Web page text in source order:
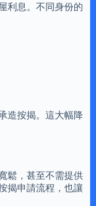
利息。不同身份的
造按揭。這大幅降
鬆，甚至不需提供
揭申請流程，也讓